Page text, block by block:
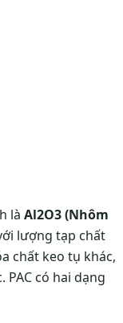
là Al2O3 (Nhôm
lượng tạp chất
chất keo tụ khác,
có hai dạng